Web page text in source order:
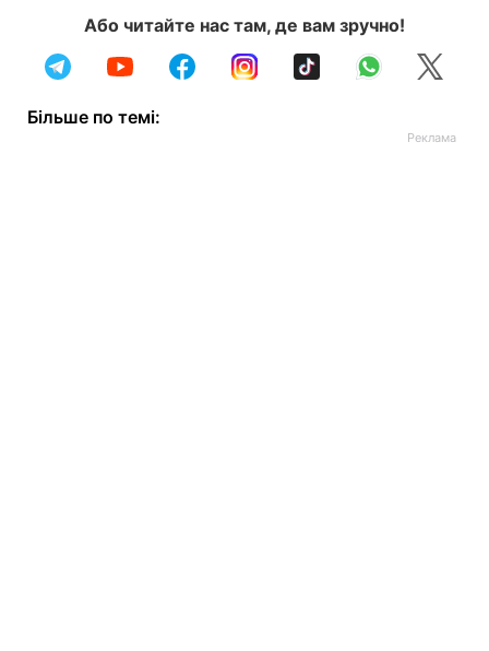
Або читайте нас там, де вам зручно!
Більше по темі: